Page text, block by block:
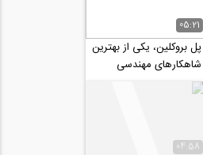
05:21
پل بروکلین، یکی از بهترین
شاهکارهای مهندسی
(ترجمه و زیرنویس
اختصاصی موسسه ۸۰۸)
04:58